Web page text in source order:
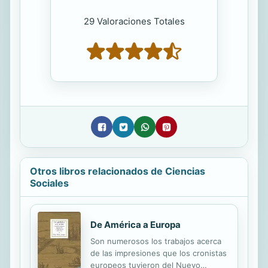
29 Valoraciones Totales
Otros libros relacionados de Ciencias
Sociales
De América a Europa
Son numerosos los trabajos acerca
de las impresiones que los cronistas
europeos tuvieron del Nuevo